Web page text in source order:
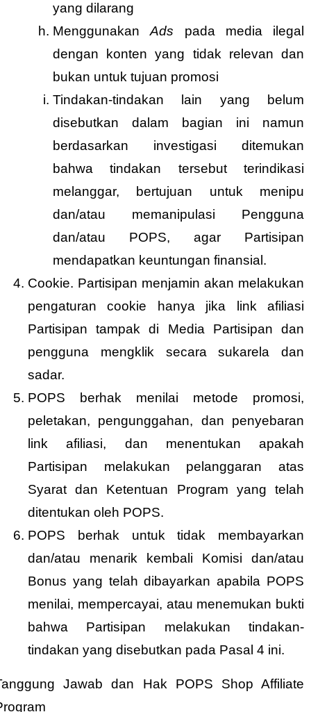
yang dilarang
MenggunakanAds pada media ilegal
dengan konten yang tidak relevan dan
bukan untuk tujuan promosi
Tindakan-tindakan lain yang belum
disebutkan dalam bagian ini namun
berdasarkan investigasi ditemukan
bahwa tindakan tersebut terindikasi
melanggar, bertujuan untuk menipu
dan/atau memanipulasi Pengguna
dan/atau POPS, agar Partisipan
mendapatkan keuntungan finansial.
Cookie. Partisipan menjamin akan melakukan
pengaturan cookie hanya jika link afiliasi
Partisipan tampak di Media Partisipan dan
pengguna mengklik secara sukarela dan
sadar.
POPS berhak menilai metode promosi,
peletakan, pengunggahan, dan penyebaran
link afiliasi, dan menentukan apakah
Partisipan melakukan pelanggaran atas
Syarat dan Ketentuan Program yang telah
ditentukan oleh POPS.
POPS berhak untuk tidak membayarkan
dan/atau menarik kembali Komisi dan/atau
Bonus yang telah dibayarkan apabila POPS
menilai, mempercayai, atau menemukan bukti
bahwa Partisipan melakukan tindakan-
tindakan yang disebutkan pada Pasal 4 ini.
Jawab dan Hak POPS Shop Affiliate